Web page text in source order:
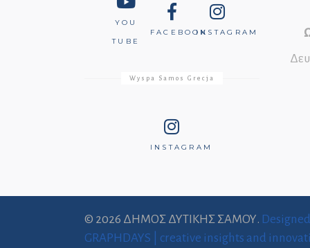
YOU
TUBE
FACEBOOKINSTAGRAM
Wyspa Samos Grecja
INSTAGRAM
© 2026 ΔΗΜΟΣ ΔΥΤΙΚΗΣ ΣΑΜΟΥ. Designed
GRAPHDAYS | creative insights and